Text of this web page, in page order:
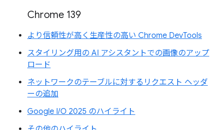
Chrome 139
より信頼性が高く生産性の高い Chrome DevTools
スタイリング用の AI アシスタントでの画像のアップ
ロード
ネットワークのテーブルに対するリクエスト ヘッダ
ーの追加
Google I/O 2025 のハイライト